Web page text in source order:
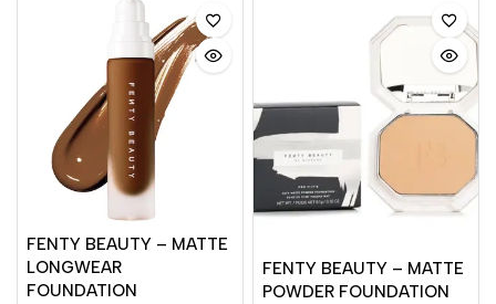
FENTY BEAUTY – MATTE
LONGWEAR
FOUNDATION
FENTY BEAUTY – MATTE
POWDER FOUNDATION